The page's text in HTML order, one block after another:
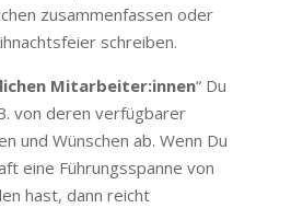
zusammenfassen oder
schreiben.
Mitarbeiter:innen“ Du
von deren verfügbarer
und Wünschen ab. Wenn Du
eine Führungsspanne von
hast, dann reicht